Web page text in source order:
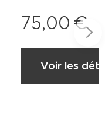
es
Z'organi
sées
permet
de
75,00 €
Voir les